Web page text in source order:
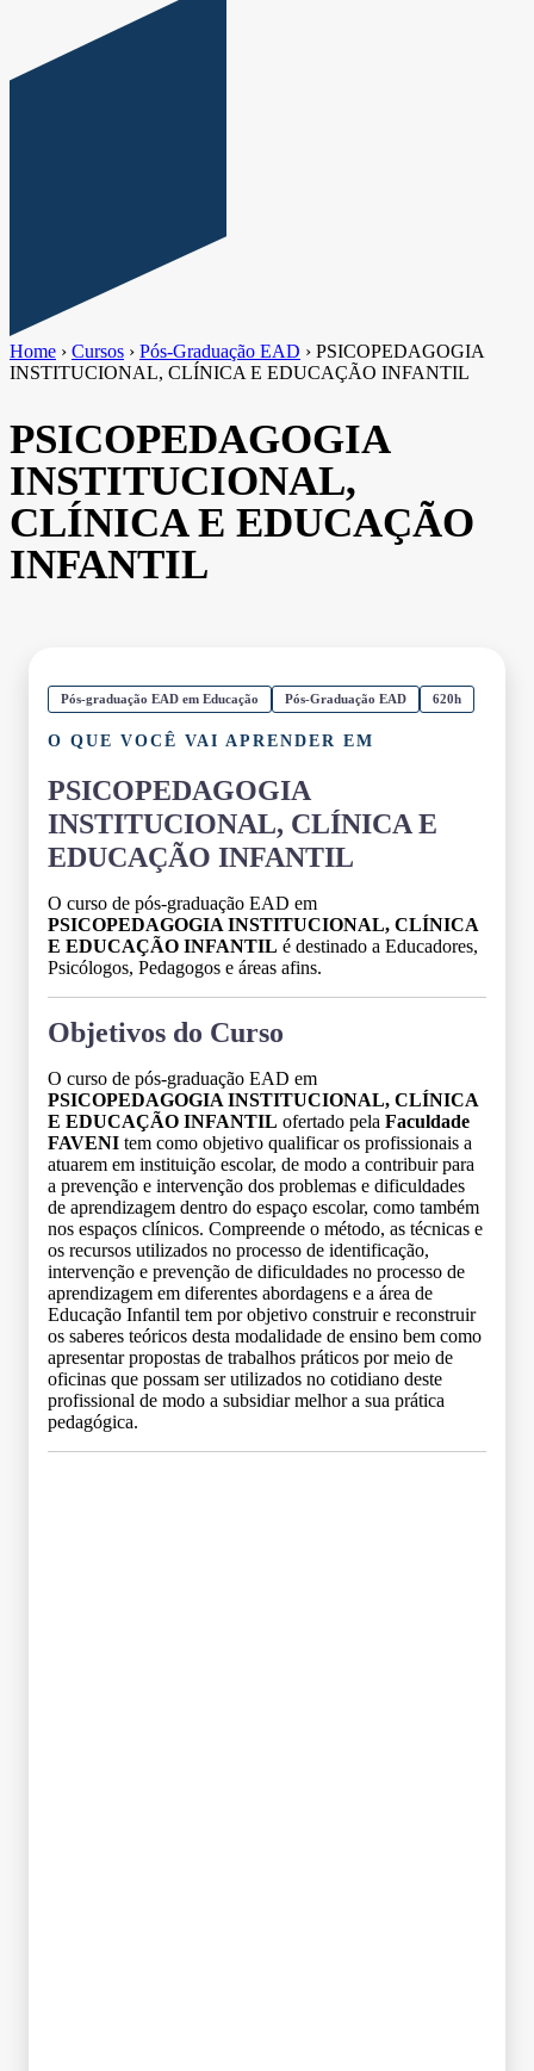
Home › Cursos › Pós-Graduação EAD › PSICOPEDAGOGIA
INSTITUCIONAL, CLÍNICA E EDUCAÇÃO INFANTIL
PSICOPEDAGOGIA
INSTITUCIONAL,
CLÍNICA E EDUCAÇÃO
INFANTIL
Pós-graduação EAD em Educação Pós-Graduação EAD 620h
O QUE VOCÊ VAI APRENDER EM
PSICOPEDAGOGIA
INSTITUCIONAL, CLÍNICA E
EDUCAÇÃO INFANTIL
O curso de pós-graduação EAD em
PSICOPEDAGOGIA INSTITUCIONAL, CLÍNICA
E EDUCAÇÃO INFANTIL é destinado a Educadores,
Psicólogos, Pedagogos e áreas afins.
Objetivos do Curso
O curso de pós-graduação EAD em
PSICOPEDAGOGIA INSTITUCIONAL, CLÍNICA
E EDUCAÇÃO INFANTIL ofertado pela Faculdade
FAVENI tem como objetivo qualificar os profissionais a
atuarem em instituição escolar, de modo a contribuir para
a prevenção e intervenção dos problemas e dificuldades
de aprendizagem dentro do espaço escolar, como também
nos espaços clínicos. Compreende o método, as técnicas e
os recursos utilizados no processo de identificação,
intervenção e prevenção de dificuldades no processo de
aprendizagem em diferentes abordagens e a área de
Educação Infantil tem por objetivo construir e reconstruir
os saberes teóricos desta modalidade de ensino bem como
apresentar propostas de trabalhos práticos por meio de
oficinas que possam ser utilizados no cotidiano deste
profissional de modo a subsidiar melhor a sua prática
pedagógica.